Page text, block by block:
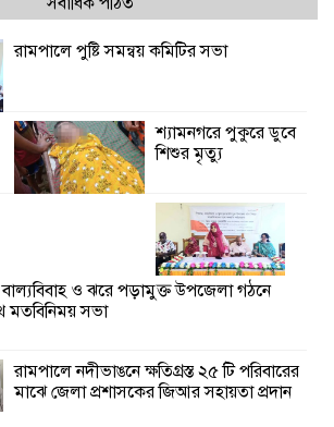
রামপালে পুষ্টি সমন্বয় কমিটির সভা
শ্যামনগরে পুকুরে ডুবে
শিশুর মৃত্যু
বাল্যবিবাহ ও ঝরে পড়ামুক্ত উপজেলা গঠনে
মতবিনিময় সভা
রামপালে নদীভাঙনে ক্ষতিগ্রস্ত ২৫ টি পরিবারের
মাঝে জেলা প্রশাসকের জিআর সহায়তা প্রদান